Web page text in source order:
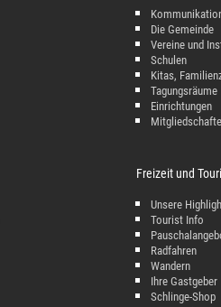
Die Gemeinde
Vereine und
Schulen
Kitas,
Tagungsräume
Einrichtungen
Freizeit und
Unsere
Tourist Info
Radfahren
Wandern
Ihre Gastgeber
Schlinge-Shop